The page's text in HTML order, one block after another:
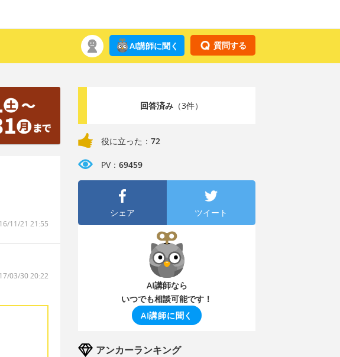
質問する
AI講師に聞く
11/21 21:55
03/30 20:22
回答済み（3件）
役に立った： 72
PV： 69459
シェア ツイート
AI講師なら
いつでも相談可能です！
AI講師に聞く
アンカーランキング